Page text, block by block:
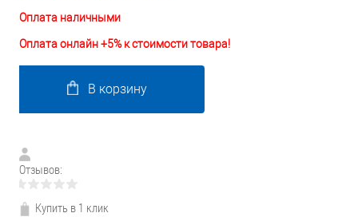
Оплата наличными
Оплата онлайн +5% к стоимости товара!
В корзину
Отзывов:
Купить в 1 клик